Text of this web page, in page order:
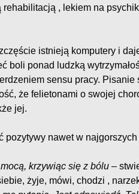
, lekiem na
istnieją komputery i
boli ponad ludzką
sensu pracy. Pisanie
że felietonami o swojej
jej.
pozytywy nawet w
krzywiąc się z bólu –
żyje, mówi, chodzi ,